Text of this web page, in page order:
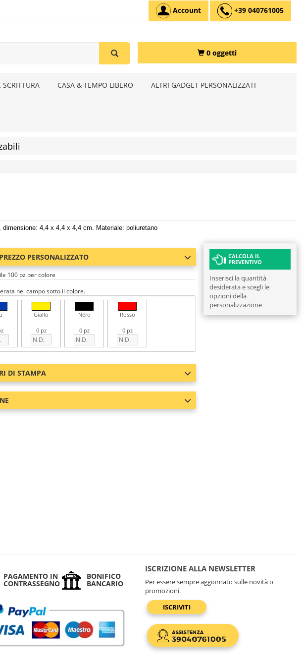
Account +39 040761005
0 oggetti
SCRITTURA CASA & TEMPO LIBERO ALTRI GADGET PERSONALIZZATI
4,4 x 4,4 x 4,4 cm. Materiale: poliuretano
PERSONALIZZATO
100 pz per colore
nel campo sotto il colore.
Giallo
0 pz
Nero
0 pz
Rosso
0 pz
DI STAMPA
CALCOLA IL
PREVENTIVO
Inserisci la quantità
desiderata e scegli le
opzioni della
personalizzazione
PAGAMENTO IN
CONTRASSEGNO
BONIFICO
BANCARIO
ISCRIZIONE ALLA NEWSLETTER
Per essere sempre aggiornato sulle novità o
promozioni.
ISCRIVITI